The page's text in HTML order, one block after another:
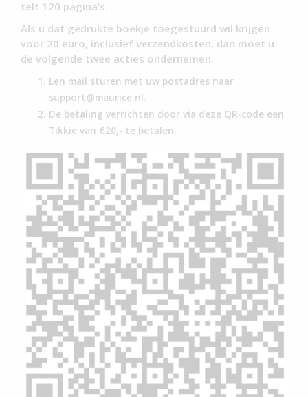
telt 120 pagina’s.
Als u dat gedrukte boekje toegestuurd wil krijgen
voor 20 euro, inclusief verzendkosten, dan moet u
de volgende twee acties ondernemen.
Een mail sturen met uw postadres naar
support@maurice.nl.
De betaling verrichten door via deze QR-code een
Tikkie van €20,- te betalen.